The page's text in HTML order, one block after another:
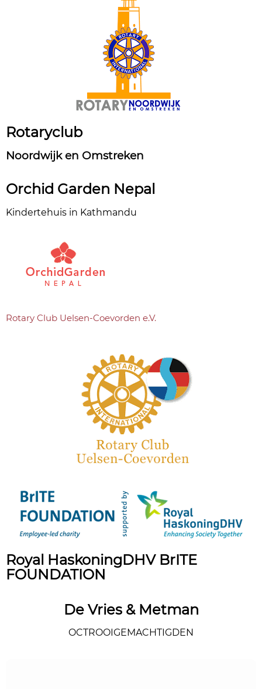
Rotaryclub
Noordwijk en Omstreken
Orchid Garden Nepal
Kindertehuis in Kathmandu
Rotary Club Uelsen-Coevorden e.V.
Royal HaskoningDHV BrITE
FOUNDATION
De Vries & Metman
OCTROOIGEMACHTIGDEN